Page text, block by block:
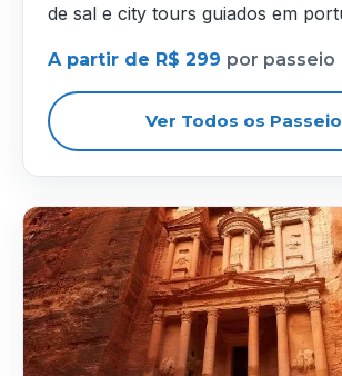
de sal e city tours guiados em
A partir de R$ 299 por passeio
Ver Todos os